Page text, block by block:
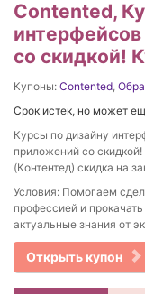
Contented,
со скидкой!
Купоны: Contented
Срок истек, но может
Курсы по дизайну
приложений со
(Контентед) скидка на
Условия: Помогаем
профессией и
актуальные знания от
Открыть купон